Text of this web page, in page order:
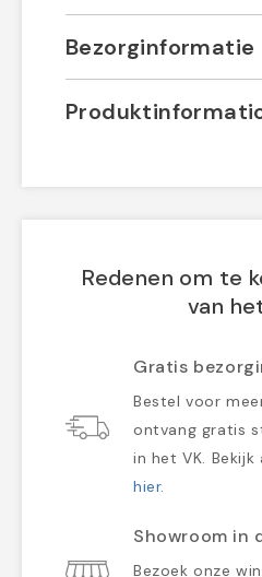
Bezorginformatie
Redenen om te
van
Gratis
Bestel voor
ontvang gratis
in het VK.
hier.
Showroom in
Bezoek onze